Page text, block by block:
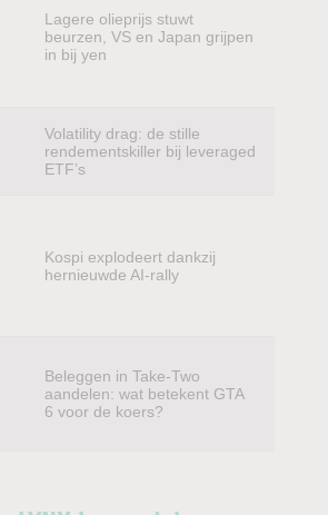
Lagere olieprijs stuwt
beurzen, VS en Japan grijpen
in bij yen
Volatility drag: de stille
rendementskiller bij leveraged
ETF’s
Kospi explodeert dankzij
hernieuwde AI-rally
Beleggen in Take-Two
aandelen: wat betekent GTA
6 voor de koers?